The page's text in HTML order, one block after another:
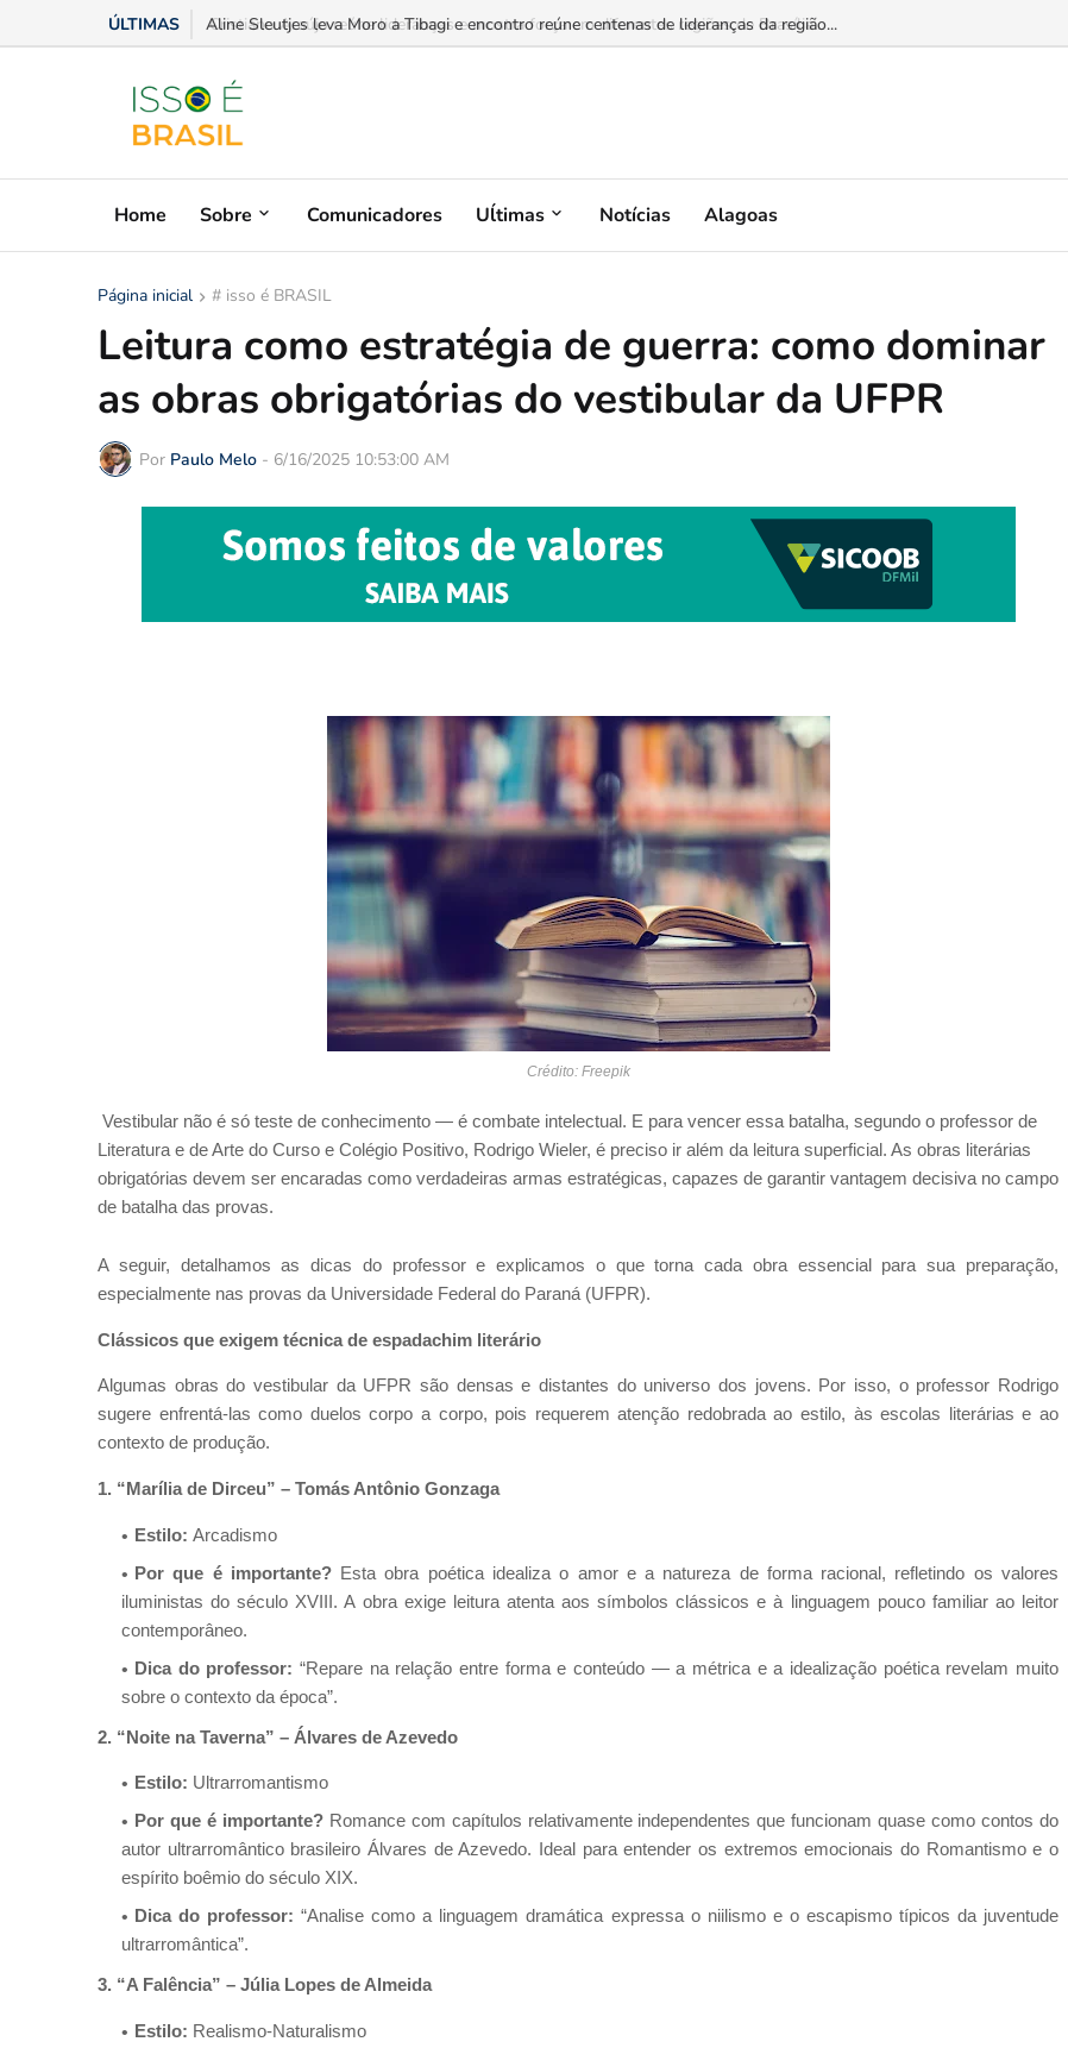
ÚLTIMAS Aline Sleutjes leva Moro a Tibagi e encontro reúne centenas de lideranças da região...
Home Sobre Comunicadores Uĺtimas Notícias Alagoas
Página inicial # isso é BRASIL
Leitura como estratégia de guerra: como dominar
as obras obrigatórias do vestibular da UFPR
Por Paulo Melo - 6/16/2025 10:53:00 AM
Crédito: Freepik
Vestibular não é só teste de conhecimento — é combate intelectual. E para vencer essa batalha, segundo o professor de
Literatura e de Arte do Curso e Colégio Positivo, Rodrigo Wieler, é preciso ir além da leitura superficial. As obras literárias
obrigatórias devem ser encaradas como verdadeiras armas estratégicas, capazes de garantir vantagem decisiva no campo
de batalha das provas.
A seguir, detalhamos as dicas do professor e explicamos o que torna cada obra essencial para sua preparação,
especialmente nas provas da Universidade Federal do Paraná (UFPR).
Clássicos que exigem técnica de espadachim literário
Algumas obras do vestibular da UFPR são densas e distantes do universo dos jovens. Por isso, o professor Rodrigo
sugere enfrentá-las como duelos corpo a corpo, pois requerem atenção redobrada ao estilo, às escolas literárias e ao
contexto de produção.
1. “Marília de Dirceu” – Tomás Antônio Gonzaga
Estilo: Arcadismo
Por que é importante?Esta obra poética idealiza o amor e a natureza de forma racional, refletindo os valores
iluministas do século XVIII. A obra exige leitura atenta aos símbolos clássicos e à linguagem pouco familiar ao leitor
contemporâneo.
Dica do professor: “Repare na relação entre forma e conteúdo — a métrica e a idealização poética revelam muito
sobre o contexto da época”.
2. “Noite na Taverna” – Álvares de Azevedo
Estilo: Ultrarromantismo
Por que é importante?Romance com capítulos relativamente independentes que funcionam quase como contos do
autor ultrarromântico brasileiro Álvares de Azevedo. Ideal para entender os extremos emocionais do Romantismo e o
espírito boêmio do século XIX.
Dica do professor: “Analise como a linguagem dramática expressa o niilismo e o escapismo típicos da juventude
ultrarromântica”.
3. “A Falência” – Júlia Lopes de Almeida
Estilo: Realismo-Naturalismo